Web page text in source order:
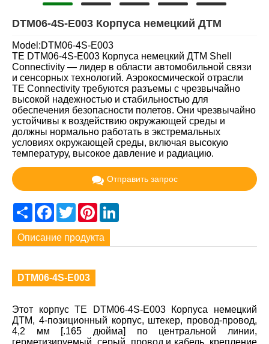
DTM06-4S-E003 Корпуса немецкий ДТМ
Model:DTM06-4S-E003
TE DTM06-4S-E003 Корпуса немецкий ДТМ Shell
Connectivity — лидер в области автомобильной связи
и сенсорных технологий. Аэрокосмической отрасли
TE Connectivity требуются разъемы с чрезвычайно
высокой надежностью и стабильностью для
обеспечения безопасности полетов. Они чрезвычайно
устойчивы к воздействию окружающей среды и
должны нормально работать в экстремальных
условиях окружающей среды, включая высокую
температуру, высокое давление и радиацию.
Отправить запрос
ShareFacebook
TwitterPinterest
Описание продукта
DTM06-4S-E003
Этот корпус TE DTM06-4S-E003 Корпуса немецкий
ДТМ, 4-позиционный корпус, штекер, провод-провод,
4,2 мм [.165 дюйма] по центральной линии,